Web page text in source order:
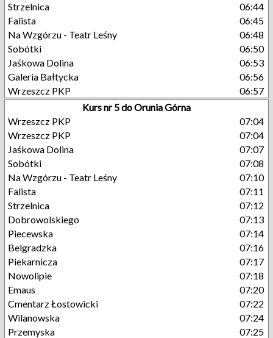
Strzelnica
06:44
Falista
06:45
Na Wzgórzu - Teatr Leśny
06:48
Sobótki
06:50
Jaśkowa Dolina
06:53
Galeria Bałtycka
06:56
Wrzeszcz PKP
06:57
Kurs nr 5 do Orunia Górna
Wrzeszcz PKP
07:04
Wrzeszcz PKP
07:04
Jaśkowa Dolina
07:07
Sobótki
07:08
Na Wzgórzu - Teatr Leśny
07:10
Falista
07:11
Strzelnica
07:12
Dobrowolskiego
07:13
Piecewska
07:14
Belgradzka
07:16
Piekarnicza
07:17
Nowolipie
07:18
Emaus
07:20
Cmentarz Łostowicki
07:22
Wilanowska
07:24
Przemyska
07:25